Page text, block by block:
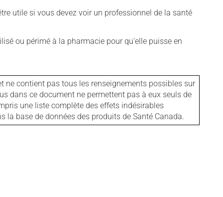
utile si vous devez voir un professionnel de la santé
ou périmé à la pharmacie pour qu'elle puisse en
ne contient pas tous les renseignements possibles sur
dans ce document ne permettent pas à eux seuls de
une liste complète des effets indésirables
base de données des produits de Santé Canada.